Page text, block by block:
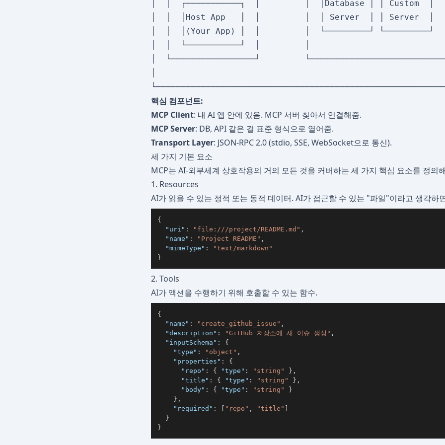
│  │  ┌───────────┐  │         │  │Database │ │ Custom  │
│  │  │Host App   │  │         │  │ Server  │ │ Server  │
│  │  │(Your App) │  │         │  └─────────┘ └─────────┘
│  │  └───────────┘  │         │
│  └─────────────────┘
핵심 컴포넌트:
MCP Client: 내 AI 앱 안에 있음. MCP 서버 찾아서 연결해줌.
MCP Server: DB, API 같은 걸 표준 형식으로 열어줌.
Transport Layer: JSON-RPC 2.0 (stdio, SSE, WebSocket으로 통신).
세 가지 기본 요소
MCP는 AI-외부세계 상호작용의 거의 모든 것을 커버하는 세 가지 핵심 요소를 정의
1. Resources
AI가 읽을 수 있는 정적 또는 동적 데이터. AI가 접근할 수 있는 "파일"이라고 생각하
{
"uri" : "file:///project/README.md" ,
"name" : "Project README" ,
"mimeType" :
"text/markdown"
}
2. Tools
AI가 액션을 수행하기 위해 호출할 수 있는 함수.
{
"name" : "create_github_issue" ,
"description" : "GitHub 저장소에 새 이슈 생성" ,
"inputSchema" :
{
"type" : "object" ,
"properties" :
{
"repo" : { "type" : "string" } ,
"title" : { "type" : "string" } ,
"body" : { "type" : "string"
}
} ,
"required" : [ "repo" , "title" ]
}
}